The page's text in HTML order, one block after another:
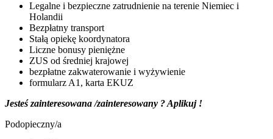
Legalne i bezpieczne zatrudnienie na terenie Niemiec i
Holandii
Bezpłatny transport
Stałą opiekę koordynatora
Liczne bonusy pieniężne
ZUS od średniej krajowej
bezpłatne zakwaterowanie i wyżywienie
formularz A1, karta EKUZ
Jesteś zainteresowana /zainteresowany ? Aplikuj !
Podopieczny/a